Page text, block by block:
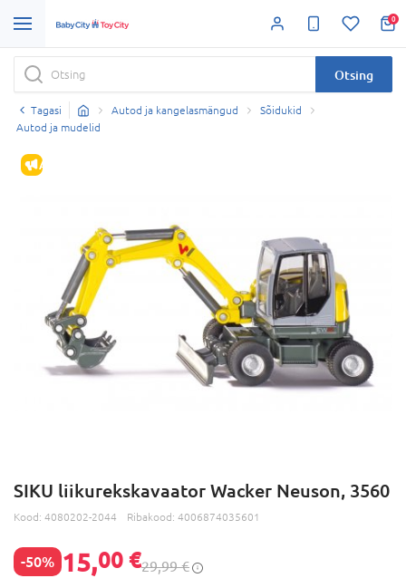
0
Otsing
Tagasi Autod ja kangelasmängud
Sõidukid
Autod ja mudelid
ALLAHINDLUS
SIKU liikurekskavaator Wacker Neuson, 3560
Kood: 4080202-2044 Ribakood: 4006874035601
-50% 15,00 €29,99 €